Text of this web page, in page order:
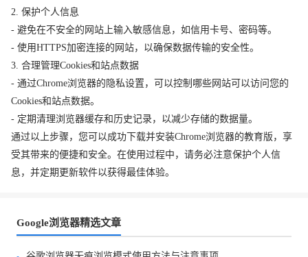
2. 保护个人信息
- 避免在不安全的网站上输入敏感信息，如信用卡号、密码等。
- 使用HTTPS加密连接的网站，以确保数据传输的安全性。
3. 合理管理Cookies和站点数据
- 通过Chrome浏览器的隐私设置，可以控制哪些网站可以访问您的
Cookies和站点数据。
- 定期清理浏览器缓存和历史记录，以减少存储的数据量。
通过以上步骤，您可以成功下载并安装Chrome浏览器的教育版，享
受其带来的便捷和安全。在使用过程中，请务必注意保护个人信
息，并定期更新软件以获得最佳体验。
Google浏览器精选文章